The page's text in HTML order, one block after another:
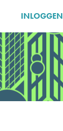
INLOGGEN